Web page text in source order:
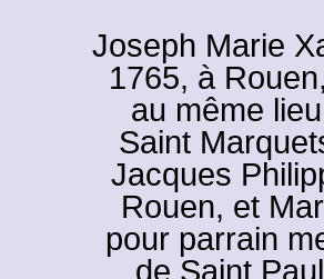
Joseph Marie
1765, à
au même
Saint
Jacques
Rouen, et
pour parrain
de Saint